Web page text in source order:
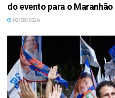
do evento para o Maranhão
02/08/2026